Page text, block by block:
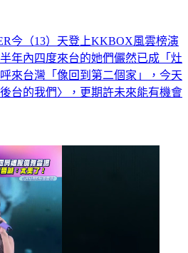
今（13）天登上KKBOX風雲榜演
年內四度來台的她們儼然已成「灶
來台灣「像回到第二個家」，今天
台的我們〉，更期許未來能有機會